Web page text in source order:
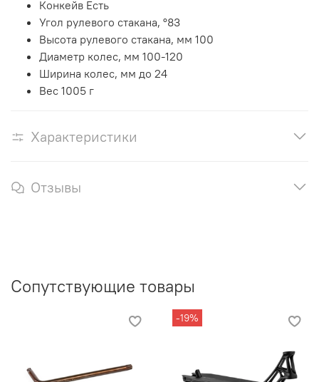
Конкейв Есть
Угол рулевого стакана, °83
Высота рулевого стакана, мм 100
Диаметр колес, мм 100-120
Ширина колес, мм до 24
Вес 1005 г
Характеристики
Отзывы
Сопутствующие товары
-19%